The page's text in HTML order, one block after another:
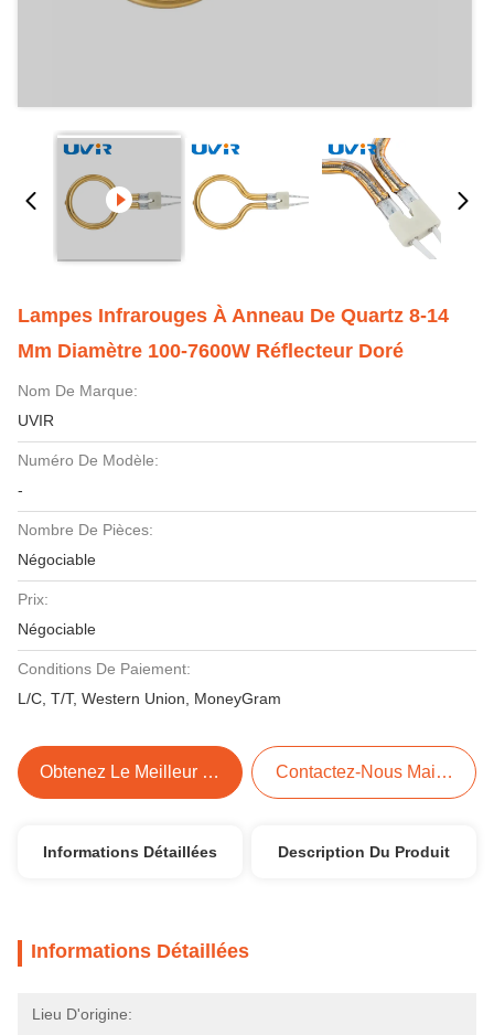
Lampes Infrarouges À Anneau De Quartz 8-14
Mm Diamètre 100-7600W Réflecteur Doré
Nom De Marque:
UVIR
Numéro De Modèle:
-
Nombre De Pièces:
Négociable
Prix:
Négociable
Conditions De Paiement:
L/C, T/T, Western Union, MoneyGram
Obtenez Le Meilleur Prix Contactez-Nous Maintenant
Informations Détaillées Description Du Produit
Informations Détaillées
Lieu D'origine: